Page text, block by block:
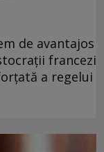
de avantajos
francezi
a regelui